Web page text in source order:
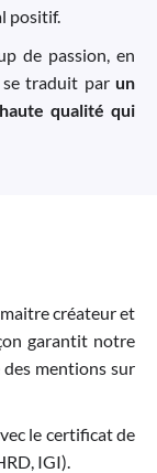
positif.
de passion, en
traduit par un
qualité qui
créateur et
garantit notre
mentions sur
le certificat de
IGI).